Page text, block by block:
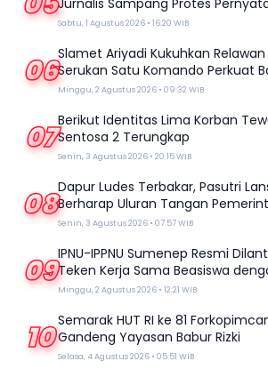
Jurnalis Sampang Protes
Prabowo
Sabtu, 1 Agustus 2026 • 16:20 WIB
06Slamet Ariyadi Kukuhkan
Serukan Satu Komando Perkuat
Madura
Minggu, 2 Agustus 2026 • 09:32 WIB
07Berikut Identitas Lima Korban
Sentosa 2 Terungkap
Senin, 3 Agustus 2026 • 20:15 WIB
08Dapur Ludes Terbakar, Pasutri
Berharap Uluran Tangan
Senin, 3 Agustus 2026 • 07:57 WIB
09IPNU-IPPNU Sumenep Resmi
Teken Kerja Sama Beasiswa
Kampus
Minggu, 2 Agustus 2026 • 12:21 WIB
10 Semarak HUT RI ke 81
Gandeng Yayasan Babur Rizki
Selasa, 4 Agustus 2026 • 05:51 WIB